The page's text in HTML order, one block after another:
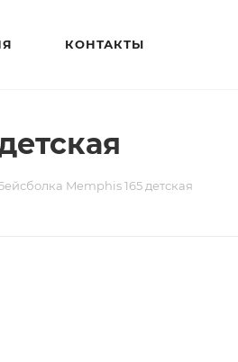
КОНТАКТЫ
Memphis 165 детская